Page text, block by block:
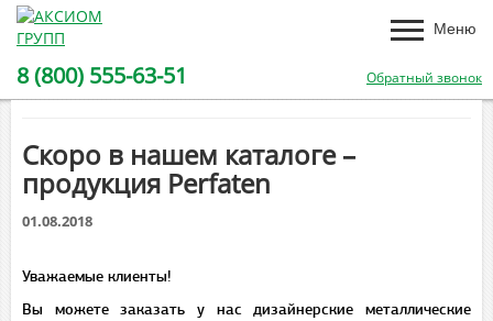
Меню
8 (800) 555-63-51 Обратный звонок
Скоро в нашем каталоге –
продукция Perfaten
01.08.2018
Уважаемые клиенты!
Вы можете заказать у нас дизайнерские металлические